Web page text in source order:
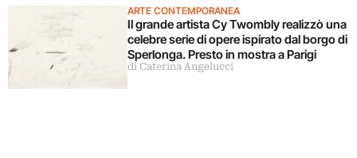
ARTE CONTEMPORANEA
Il grande artista Cy Twombly realizzò una
celebre serie di opere ispirato dal borgo di
Sperlonga. Presto in mostra a Parigi
di Caterina Angelucci